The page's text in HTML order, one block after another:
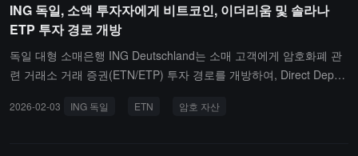
유하여 투자하는 것을 고려하지 않고 있으며, 곧 시행될 암호화 자산
규제 체계 및 고객 자산 보호 규정의 영향을 평가한 후 결정할 것이라
고 강조했습니다.
할 필요가 없습니다. HMRC는 암호화 자산이 혁신적인 특성을 가지
고 있으며 시장이 여전히 발전 단계에 있기 때문에, 향후 관련 정책의
조정 필요성을 지속적으로 평가할 것이라고 밝혔습니다.
ING 독일, 소액 투자자에게 비트코인, 이더리움 및 솔라나
ETP 투자 경로 개방
독일 대형 소매은행 ING Deutschland는 소매 고객에게 암호화폐 관
련 거래소 거래 증권(ETN/ETP) 투자 경로를 개방하여, Direct Depot
자할 수 있도록 허용했습니다.ING는 위의 제품이 실물 지원형 도구
2026-02-03 ING 독일 ETN 암호 자산